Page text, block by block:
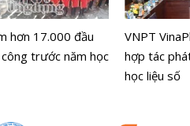
hơn 17.000 đầu
trước năm học
VNPT
hợp tác
học liệu số